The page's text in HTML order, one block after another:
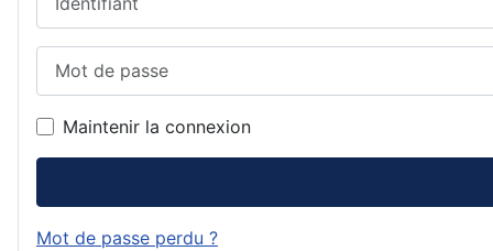
Maintenir la connexion
Mot de passe perdu ?